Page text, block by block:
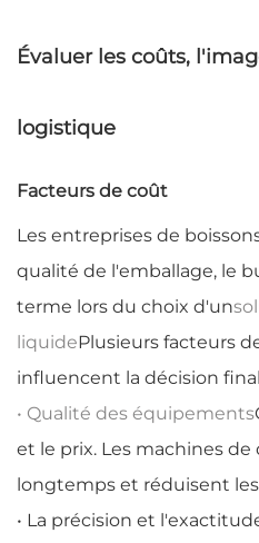
Évaluer les coûts,
logistique
Facteurs de coût
Les entreprises de
qualité de l'emballage, le
terme lors du choix d'un
liquidePlusieurs facteurs
influencent la décision
• Qualité des équipements
et le prix. Les machines
longtemps et réduisent
• La précision et